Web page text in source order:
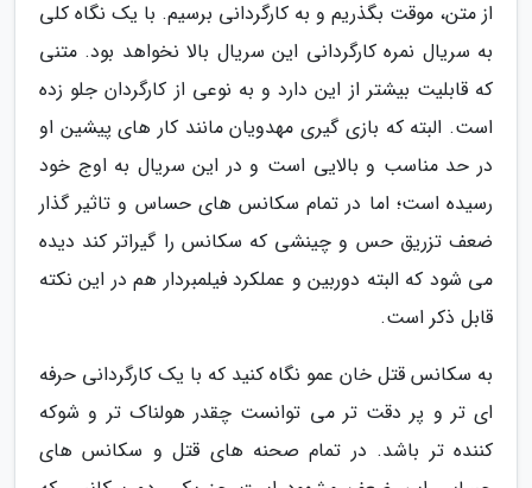
از متن، موقت بگذریم و به کارگردانی برسیم. با یک نگاه کلی
به سریال نمره کارگردانی این سریال بالا نخواهد بود. متنی
که قابلیت بیشتر از این دارد و به نوعی از کارگردان جلو زده
است. البته که بازی گیری مهدویان مانند کار های پیشین او
در حد مناسب و بالایی است و در این سریال به اوج خود
رسیده است؛ اما در تمام سکانس های حساس و تاثیر گذار
ضعف تزریق حس و چینشی که سکانس را گیراتر کند دیده
می شود که البته دوربین و عملکرد فیلمبردار هم در این نکته
قابل ذکر است.
به سکانس قتل خان عمو نگاه کنید که با یک کارگردانی حرفه
ای تر و پر دقت تر می توانست چقدر هولناک تر و شوکه
کننده تر باشد. در تمام صحنه های قتل و سکانس های